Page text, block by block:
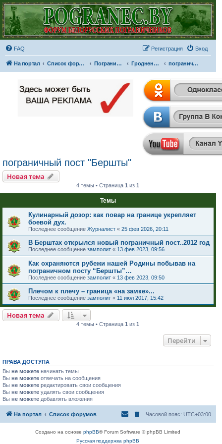
FAQ Вход
Регистрация
На портал Список форумов Пограничные отряды и части Гродненская пограничная группа пограничный пост "Бершты"
пограничный пост "Бершты"
Новая тема
4 темы • Страница1 из1
Темы
Кулинарный дозор: как повар на границе укрепляет
боевой дух.
Последнее сообщение Журналист « 25 фев 2026, 20:11
В Берштах открылся новый пограничный пост..2012 год
Последнее сообщение замполит « 13 фев 2023, 09:56
Как охраняются рубежи нашей Родины побывав на
пограничном посту “Бершты”…
Последнее сообщение замполит « 13 фев 2023, 09:50
Плечом к плечу – граница «на замке»...
Последнее сообщение замполит « 11 июл 2017, 15:42
Новая тема
4 темы • Страница1 из1
Перейти
ПРАВА ДОСТУПА
Вы не можете начинать темы
Вы не можете отвечать на сообщения
Вы не можете редактировать свои сообщения
Вы не можете удалять свои сообщения
Вы не можете добавлять вложения
На портал Список форумов Часовой пояс: UTC+03:00
Создано на основеphpBB® Forum Software © phpBB Limited
Русская поддержка phpBB